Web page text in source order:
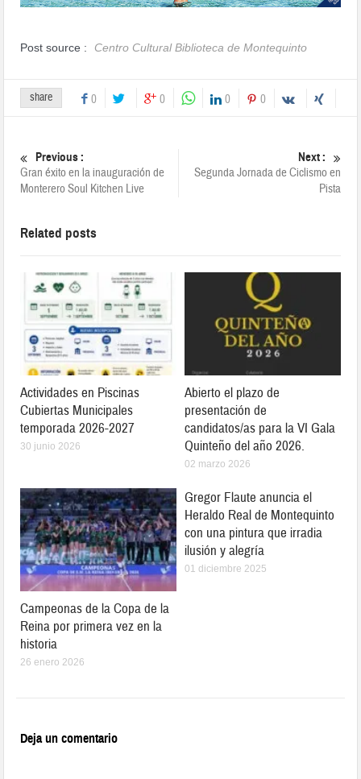
Post source : Centro Cultural Biblioteca de Montequinto
share 0 0 0 0
Previous :
Gran éxito en la inauguración de
Monterero Soul Kitchen Live
Next :
Segunda Jornada de Ciclismo en
Pista
Related posts
Actividades en Piscinas
Cubiertas Municipales
temporada 2026-2027
30 junio 2026
Abierto el plazo de
presentación de
candidatos/as para la VI Gala
Quinteño del año 2026.
02 marzo 2026
Campeonas de la Copa de la
Reina por primera vez en la
historia
26 enero 2026
Gregor Flaute anuncia el
Heraldo Real de Montequinto
con una pintura que irradia
ilusión y alegría
01 diciembre 2025
Deja un comentario